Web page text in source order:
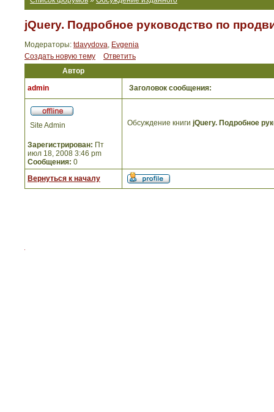
jQuery. Подробное руководство по
Модераторы: tdavydova, Evgenia
Создать новую тему
Ответить
Автор
admin
Заголовок сообщения:
Site Admin
Зарегистрирован: Пт
июл 18, 2008 3:46 pm
Сообщения: 0
Обсуждение книги jQuery. Подробное
Вернуться к началу